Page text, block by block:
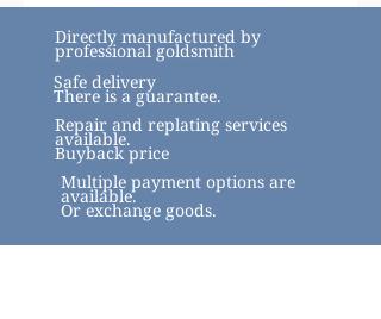
Directly manufactured by
professional goldsmith
Safe delivery
There is a guarantee.
Repair and replating services
available.
Buyback price
Multiple payment options are
available.
Or exchange goods.